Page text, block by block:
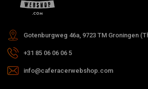
Gotenburgweg 46a, 9723 TM Groningen
+31 85 06 06 06 5
info@caferacerwebshop.com